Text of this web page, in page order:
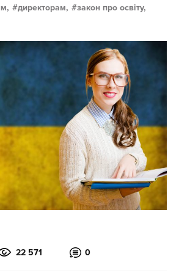
директорам,
закон про освіту,
22 571 0